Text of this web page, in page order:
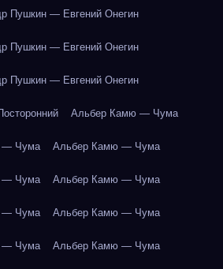
Пушкин — Евгений Онегин
Пушкин — Евгений Онегин
Пушкин — Евгений Онегин
Альбер Камю — Чума
— Чума Альбер Камю — Чума
— Чума Альбер Камю — Чума
— Чума Альбер Камю — Чума
— Чума Альбер Камю — Чума